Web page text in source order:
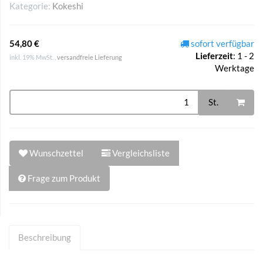
Kategorie: Kokeshi
54,80 €
inkl. 19% MwSt. , versandfreie Lieferung
sofort verfügbar
Lieferzeit: 1 - 2
Werktage
St.
Wunschzettel Vergleichsliste
Frage zum Produkt
Beschreibung